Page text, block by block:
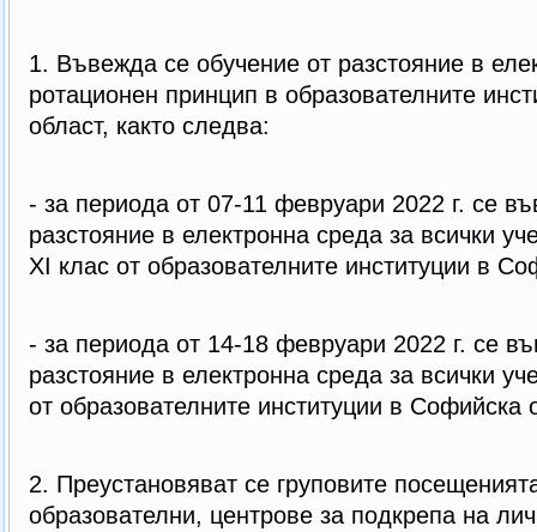
1. Въвежда се обучение от разстояние в
ротационен принцип в образователните
област, както следва:
- за периода от 07-11 февруари 2022 г. се
разстояние в електронна среда за всички
XI клас от образователните институции в
- за периода от 14-18 февруари 2022 г. се
разстояние в електронна среда за всички
от образователните институции в Софийска
2. Преустановяват се груповите
образователни, центрове за подкрепа на